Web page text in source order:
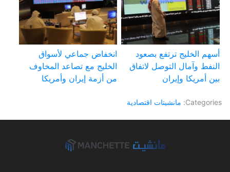
أسهم الخليج ترتفع بصعود
النفط وآمال التوصل لاتفاق
بين أمريكا وإيران
انخفاض جماعي لأسواق
الخليج مع تصاعد المخاوف
من أزمة إيران وأمريكا
Categories: مانشيتات اقتصادية